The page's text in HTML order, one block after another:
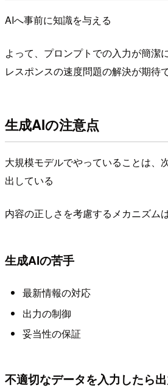
AIへ事前に知識を与える
よって、プロンプトでの入力が簡潔
レスポンスの速度問題の解決が期待
生成AIの注意点
大規模モデルでやっていることは、
出している
内容の正しさを考慮するメカニズム
生成AIの苦手
最新情報の対応
出力の制御
妥当性の保証
不適切なデータを入力したら